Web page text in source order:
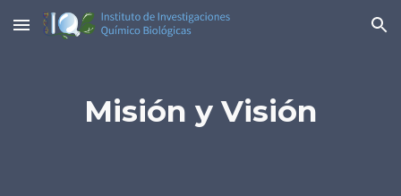
Skip to main content Skip to navigation
Misión y Visión